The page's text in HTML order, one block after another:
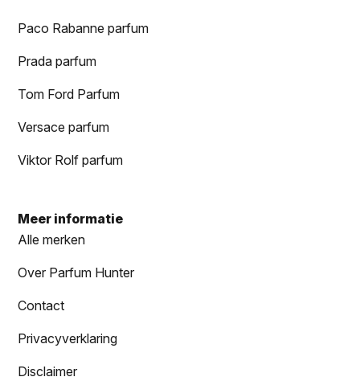
Paco Rabanne parfum
Prada parfum
Tom Ford Parfum
Versace parfum
Viktor Rolf parfum
Meer informatie
Alle merken
Over Parfum Hunter
Contact
Privacyverklaring
Disclaimer